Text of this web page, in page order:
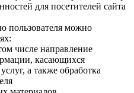
для посетителей сайта
пользователя можно
числе направление
касающихся
а также обработка